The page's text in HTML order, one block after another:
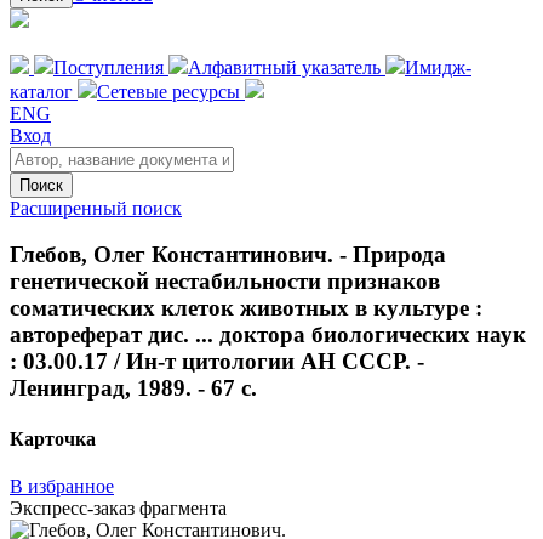
Поступления Алфавитный указатель
Имидж-
каталог
Сетевые ресурсы
ENG
Вход
Поиск
Расширенный поиск
Глебов, Олег Константинович. - Природа
генетической нестабильности признаков
соматических клеток животных в культуре :
автореферат дис. ... доктора биологических наук
: 03.00.17 / Ин-т цитологии АН СССР. -
Ленинград, 1989. - 67 с.
Карточка
В избранное
Экспресс-заказ фрагмента